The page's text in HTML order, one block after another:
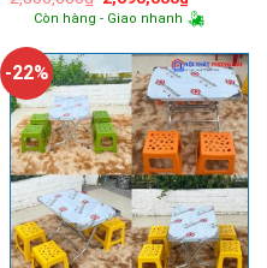
gốc
là:
hiện
tại
Còn hàng - Giao nhanh
-22%